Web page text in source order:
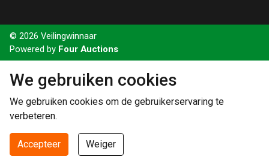
© 2026 Veilingwinnaar
Powered by Four Auctions
We gebruiken cookies
We gebruiken cookies om de gebruikerservaring te
verbeteren.
Accepteer Weiger